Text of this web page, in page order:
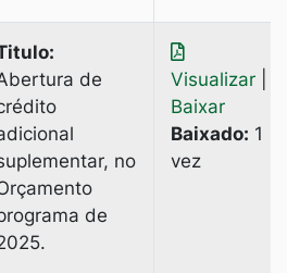
de
no
de
Visualizar
Baixar
Baixado: 1
vez